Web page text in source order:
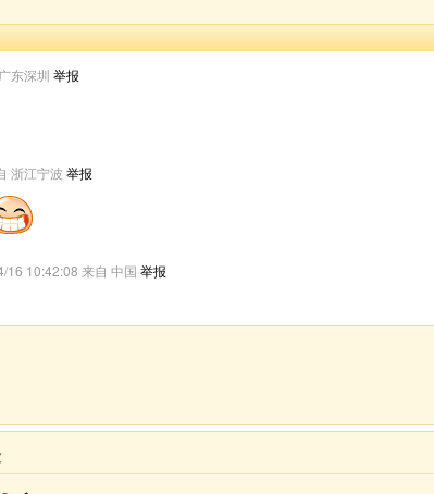
东深圳 举报
浙江宁波 举报
16 10:42:08 来自 中国 举报